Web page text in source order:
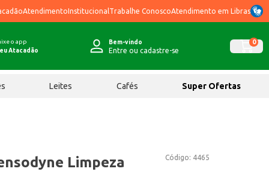
AtendimentoInstitucional Trabalhe ConoscoAtendimento em Libras
o app
Atacadão
Bem-vindo
Entre ou cadastre-se
0
Leites Cafés Super Ofertas
Código: 4465
Limpeza